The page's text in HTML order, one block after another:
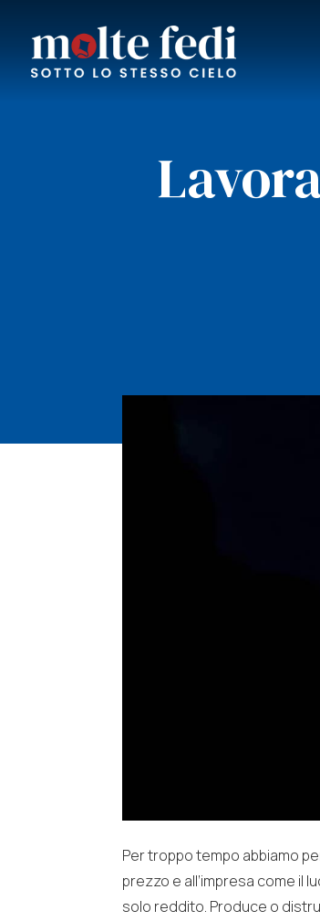
Per troppo tempo abbiamo
prezzo e all’impresa come il
solo reddito. Produce o